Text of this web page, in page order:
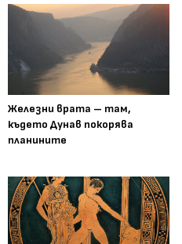
Железни врата – там,
където Дунав покорява
планините